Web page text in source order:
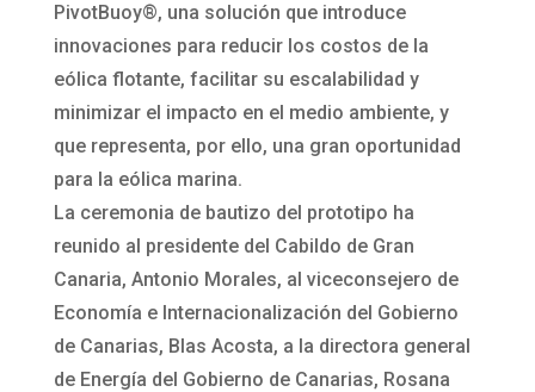
PivotBuoy®, una solución que introduce
innovaciones para reducir los costos de la
eólica flotante, facilitar su escalabilidad y
minimizar el impacto en el medio ambiente, y
que representa, por ello, una gran oportunidad
para la eólica marina.
La ceremonia de bautizo del prototipo ha
reunido al presidente del Cabildo de Gran
Canaria, Antonio Morales, al viceconsejero de
Economía e Internacionalización del Gobierno
de Canarias, Blas Acosta, a la directora general
de Energía del Gobierno de Canarias, Rosana